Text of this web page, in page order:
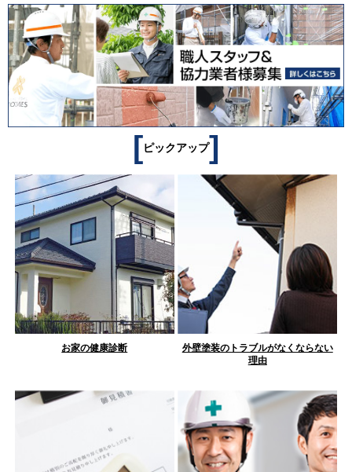
[ピックアップ]
お家の健康診断
外壁塗装のトラブルがなくならない
理由